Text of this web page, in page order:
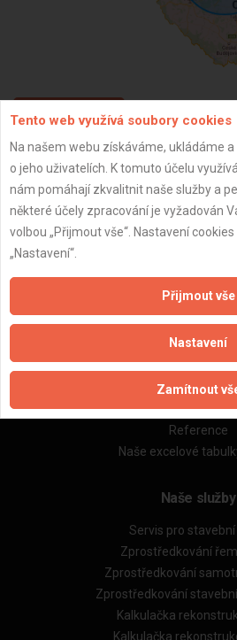
ZPĚT
Aktualizováno z portálu ARES dne
Důležité
Naše firmy a
Zpracování a ochrana
Zásady pro používání
Obchodní podmínky
Obchodní podmínky
Reference
Naše excelové
Naše služby
Servis pro
Zprostředkování
Zprostředkování
Zprostředkování
Kalkulačka
Kalkulačka
Tento web využívá soubory cookies
Na našem webu získáváme, ukládáme
o jeho uživatelích. K tomuto účelu
nám pomáhají zkvalitnit naše služby a
některé účely zpracování je vyžadován
volbou „Přijmout vše“. Nastavení
„Nastavení“.
Přijmout vše
Nastavení
Zamítnout